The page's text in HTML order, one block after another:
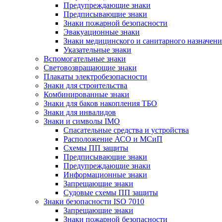
Предупреждающие знаки
Предписывающие знаки
Знаки пожарной безопасности
Эвакуационные знаки
Знаки медицинского и санитарного
Указательные знаки
Вспомогательные знаки
Световозвращающие знаки
Плакаты электробезопасности
Знаки для строительства
Комбинированные знаки
Знаки для баков накопления ТБО
Знаки для инвалидов
Знаки и символы IMO
Спасательные средства и устройства
Расположение АСО и МСиП
Схемы ПП защиты
Предписывающие знаки
Предупреждающие знаки
Информационные знаки
Запрещающие знаки
Судовые схемы ПП защиты
Знаки безопасности ISO 7010
Запрещающие знаки
Знаки пожарной безопасности